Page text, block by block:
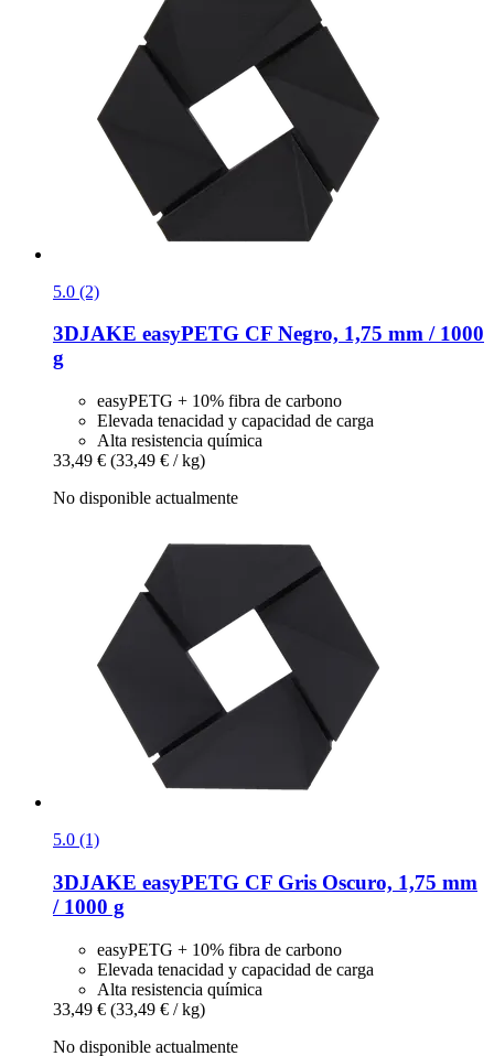
5.0 (2)
3DJAKE easyPETG CF Negro, 1,75 mm / 1000
g
easyPETG + 10% fibra de carbono
Elevada tenacidad y capacidad de carga
Alta resistencia química
33,49 € (33,49 € / kg)
No disponible actualmente
5.0 (1)
3DJAKE easyPETG CF Gris Oscuro, 1,75 mm
/ 1000 g
easyPETG + 10% fibra de carbono
Elevada tenacidad y capacidad de carga
Alta resistencia química
33,49 € (33,49 € / kg)
No disponible actualmente